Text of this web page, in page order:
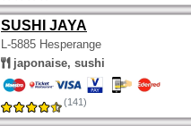
SUSHI JAYA
L-5885 Hesperange
japonaise, sushi
(141)